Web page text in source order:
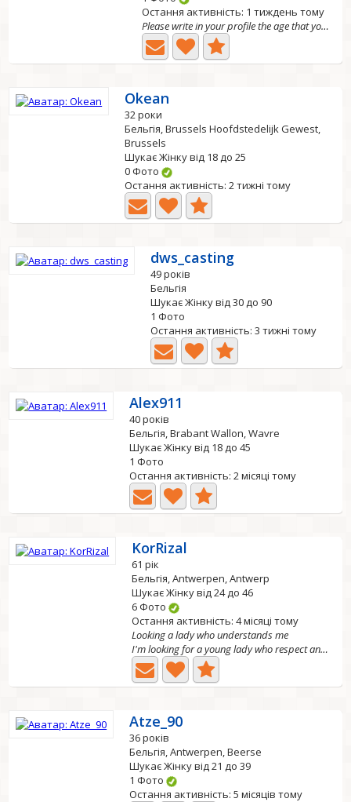
Остання активність: 1 тиждень тому
Please write in your profile the age that you are looking...
Okean
32 роки
Бельгія, Brussels Hoofdstedelijk Gewest,
Brussels
Шукає Жінку від 18 до 25
0 Фото
Остання активність: 2 тижні тому
dws_casting
49 років
Бельгія
Шукає Жінку від 30 до 90
1 Фото
Остання активність: 3 тижні тому
Alex911
40 років
Бельгія, Brabant Wallon, Wavre
Шукає Жінку від 18 до 45
1 Фото
Остання активність: 2 місяці тому
KorRizal
61 рік
Бельгія, Antwerpen, Antwerp
Шукає Жінку від 24 до 46
6 Фото
Остання активність: 4 місяці тому
Looking a lady who understands me
I'm looking for a young lady who respect and understands...
Atze_90
36 років
Бельгія, Antwerpen, Beerse
Шукає Жінку від 21 до 39
1 Фото
Остання активність: 5 місяців тому